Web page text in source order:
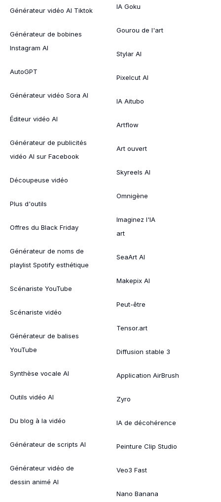
Générateur vidéo AI Tiktok
Générateur de bobines
Instagram AI
AutoGPT
Générateur vidéo Sora AI
Éditeur vidéo AI
Générateur de publicités
vidéo AI sur Facebook
Découpeuse vidéo
Plus d'outils
Offres du Black Friday
Générateur de noms de
playlist Spotify esthétique
Scénariste YouTube
Scénariste vidéo
Générateur de balises
YouTube
Synthèse vocale AI
Outils vidéo AI
Du blog à la vidéo
Générateur de scripts AI
Générateur vidéo de
dessin animé AI
IA Goku
Gourou de l'art
Stylar AI
Pixelcut AI
IA Aitubo
Artflow
Art ouvert
Skyreels AI
Omnigène
Imaginez l'IA
art
SeaArt AI
Makepix AI
Peut-être
Tensor.art
Diffusion stable 3
Application AirBrush
Zyro
IA de décohérence
Peinture Clip Studio
Veo3 Fast
Nano Banana